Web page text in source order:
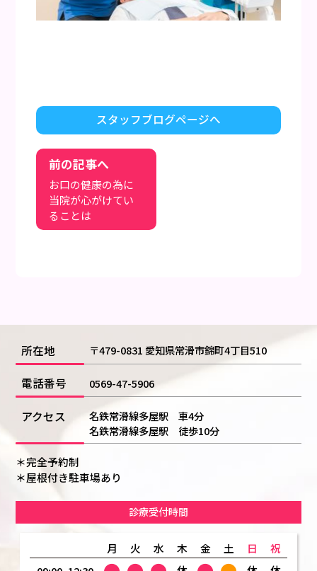
スタッフブログページへ
前の記事へ
お口の健康の為に
当院が心がけてい
ることは
所在地 〒479-0831 愛知県常滑市錦町4丁目510
電話番号 0569-47-5906
アクセス
名鉄常滑線多屋駅 車4分
名鉄常滑線多屋駅 徒歩10分
＊完全予約制
＊屋根付き駐車場あり
診療受付時間
月 火 水 木 金 土 日
祝